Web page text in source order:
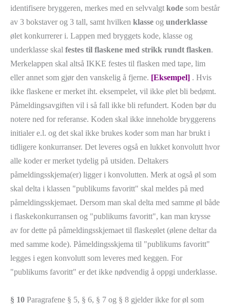
identifisere bryggeren, merkes med en selvvalgtkode som består
av 3 bokstaver og 3 tall, samt hvilken klasse og underklasse
ølet konkurrerer i. Lappen med bryggets kode, klasse og
underklasse skal festes til flaskene med strikk rundt flasken.
Merkelappen skal altså IKKE festes til flasken med tape, lim
eller annet som gjør den vanskelig å fjerne. [Eksempel] . Hvis
ikke flaskene er merket iht. eksempelet, vil ikke ølet bli bedømt.
Påmeldingsavgiften vil i så fall ikke bli refundert. Koden bør du
notere ned for referanse. Koden skal ikke inneholde bryggerens
initialer e.l. og det skal ikke brukes koder som man har brukt i
tidligere konkurranser. Det leveres også en lukket konvolutt hvor
alle koder er merket tydelig på utsiden. Deltakers
påmeldingsskjema(er) ligger i konvolutten. Merk at også øl som
skal delta i klassen "publikums favoritt" skal meldes på med
påmeldingsskjemaet. Dersom man skal delta med samme øl både
i flaskekonkurransen og "publikums favoritt", kan man krysse
av for dette på påmeldingsskjemaet til flaskeølet (ølene deltar da
med samme kode). Påmeldingsskjema til "publikums favoritt"
legges i egen konvolutt som leveres med keggen. For
"publikums favoritt" er det ikke nødvendig å oppgi underklasse.
§ 10 Paragrafene § 5, § 6, § 7 og § 8 gjelder ikke for øl som